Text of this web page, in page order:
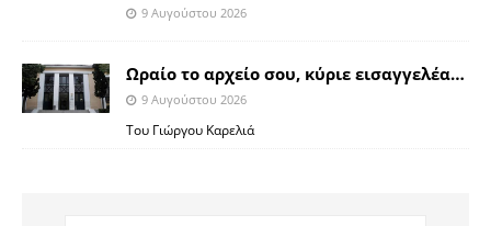
9 Αυγούστου 2026
Ωραίο το αρχείο σου, κύριε εισαγγελέα…
9 Αυγούστου 2026
Του Γιώργου Καρελιά